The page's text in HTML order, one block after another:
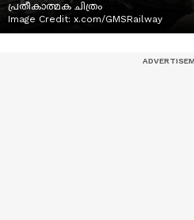
പ്രതീകാത്മക ചിത്രം
Image Credit: x.com/GMSRailway